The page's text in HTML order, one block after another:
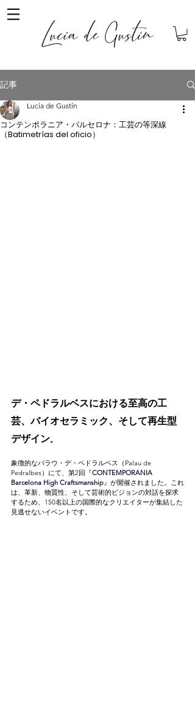
記事
コンテンポラニア・バルセロナ：工芸の等深線
（Batimetrías del oficio）
Lucía de Gustín
デ・ペドラルベスにおける至高の工
芸、バイオセラミック、そして再生型
デザイン。
象徴的なパラウ・デ・ペドラルベス（Palau de
Pedralbes）にて、第2回『CONTEMPORANIA
Barcelona High Craftsmanship 』が開催されました。これ
は、革新、物質性、そして芸術的ビジョンの対話を探求
するため、150名以上の国際的なクリエイターが集結した
見逃せないイベントです。